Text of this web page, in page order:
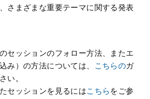
さまざまな重要テーマに関する発表
セッションのフォロー方法、またエ
み）の方法については、
こちらのガ
い。
セッションを見るにはこちら をご参